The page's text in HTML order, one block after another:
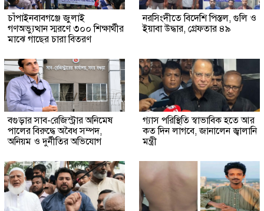
চাঁপাইনবাবগঞ্জে জুলাই
গণঅভ্যুত্থান স্মরণে ৩০০ শিক্ষার্থীর
মাঝে গাছের চারা বিতরণ
নরসিংদীতে বিদেশি পিস্তল, গুলি ও
ইয়াবা উদ্ধার, গ্রেফতার ৪৯
বগুড়ার সাব-রেজিস্ট্রার অনিমেষ
পালের বিরুদ্ধে অবৈধ সম্পদ,
অনিয়ম ও দুর্নীতির অভিযোগ
গ্যাস পরিস্থিতি স্বাভাবিক হতে আর
কত দিন লাগবে, জানালেন জ্বালানি
মন্ত্রী